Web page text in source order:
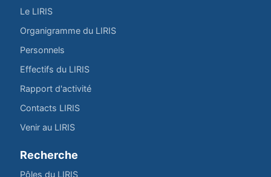
Le LIRIS
Organigramme du LIRIS
Personnels
Effectifs du LIRIS
Rapport d'activité
Contacts LIRIS
Venir au LIRIS
Recherche
Pôles du LIRIS